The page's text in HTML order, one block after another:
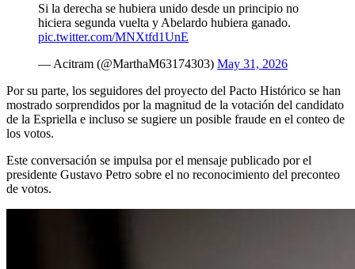
Si la derecha se hubiera unido desde un principio no
hiciera segunda vuelta y Abelardo hubiera ganado.
pic.twitter.com/MNXtfd1UnE
— Acitram (@MarthaM63174303) May 31, 2026
Por su parte, los seguidores del proyecto del Pacto Histórico se han
mostrado sorprendidos por la magnitud de la votación del candidato
de la Espriella e incluso se sugiere un posible fraude en el conteo de
los votos.
Este conversación se impulsa por el mensaje publicado por el
presidente Gustavo Petro sobre el no reconocimiento del preconteo
de votos.